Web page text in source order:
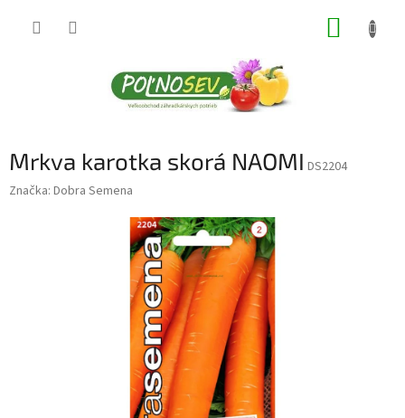
Mrkva karotka skorá NAOMI DS2204
Značka: Dobra Semena